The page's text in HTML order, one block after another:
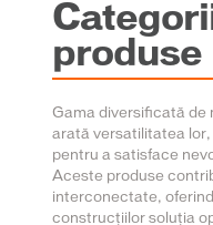
produse
Gama diversificată de
arată versatilitatea
pentru a satisface
Aceste produse
interconectate,
construcțiilor soluția